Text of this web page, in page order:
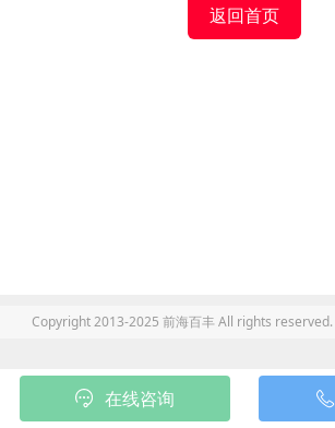
返回首页
Copyright 2013-2025 前海百丰 All rights reserved.
在线咨询